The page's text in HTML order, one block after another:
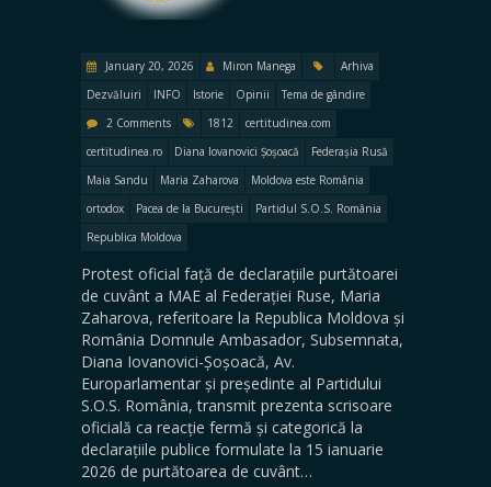
January 20, 2026 Miron Manega
Arhiva
Dezvăluiri
INFO Istorie Opinii
Tema de gândire
2 Comments
1812
certitudinea.com
certitudinea.ro
Diana Iovanovici Șoșoacă
Federașia Rusă
Maia Sandu
Maria Zaharova
Moldova este România
ortodox
Pacea de la București
Partidul S.O.S. România
Republica Moldova
Protest oficial față de declarațiile purtătoarei
de cuvânt a MAE al Federației Ruse, Maria
Zaharova, referitoare la Republica Moldova și
România Domnule Ambasador, Subsemnata,
Diana Iovanovici-Șoșoacă, Av.
Europarlamentar și președinte al Partidului
S.O.S. România, transmit prezenta scrisoare
oficială ca reacție fermă și categorică la
declarațiile publice formulate la 15 ianuarie
2026 de purtătoarea de cuvânt…